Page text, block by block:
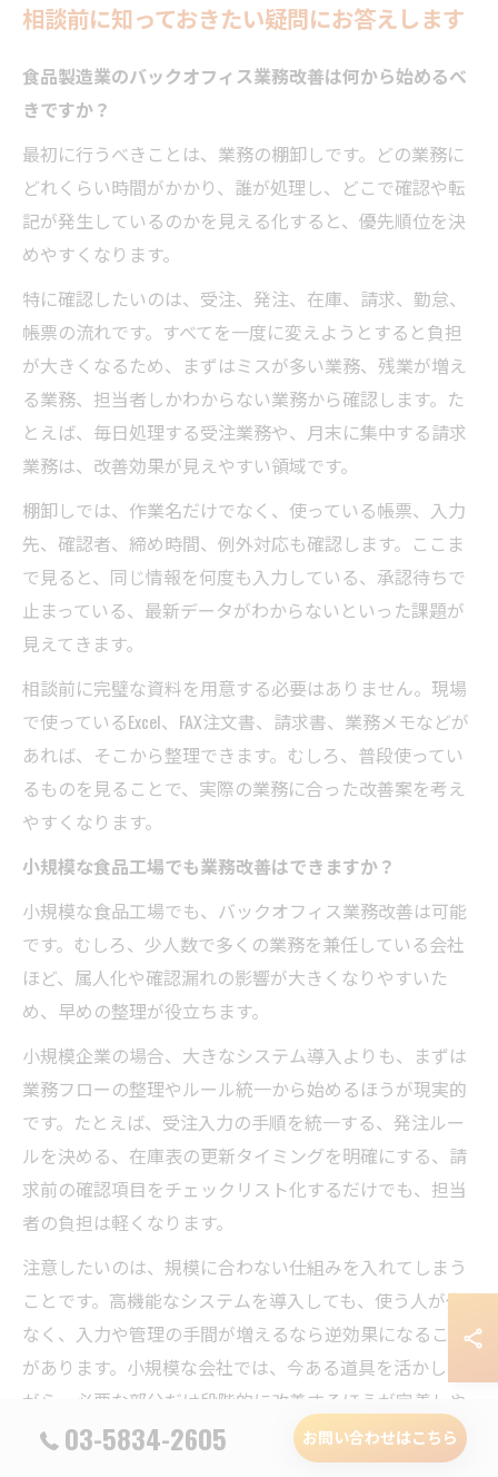
相談前に知っておきたい疑問にお答えします
食品製造業のバックオフィス業務改善は何から始めるべ
きですか？
最初に行うべきことは、業務の棚卸しです。どの業務に
どれくらい時間がかかり、誰が処理し、どこで確認や転
記が発生しているのかを見える化すると、優先順位を決
めやすくなります。
特に確認したいのは、受注、発注、在庫、請求、勤怠、
帳票の流れです。すべてを一度に変えようとすると負担
が大きくなるため、まずはミスが多い業務、残業が増え
る業務、担当者しかわからない業務から確認します。た
とえば、毎日処理する受注業務や、月末に集中する請求
業務は、改善効果が見えやすい領域です。
棚卸しでは、作業名だけでなく、使っている帳票、入力
先、確認者、締め時間、例外対応も確認します。ここま
で見ると、同じ情報を何度も入力している、承認待ちで
止まっている、最新データがわからないといった課題が
見えてきます。
相談前に完璧な資料を用意する必要はありません。現場
で使っているExcel、FAX注文書、請求書、業務メモなどが
あれば、そこから整理できます。むしろ、普段使ってい
るものを見ることで、実際の業務に合った改善案を考え
やすくなります。
小規模な食品工場でも業務改善はできますか？
小規模な食品工場でも、バックオフィス業務改善は可能
です。むしろ、少人数で多くの業務を兼任している会社
ほど、属人化や確認漏れの影響が大きくなりやすいた
め、早めの整理が役立ちます。
小規模企業の場合、大きなシステム導入よりも、まずは
業務フローの整理やルール統一から始めるほうが現実的
です。たとえば、受注入力の手順を統一する、発注ルー
ルを決める、在庫表の更新タイミングを明確にする、請
求前の確認項目をチェックリスト化するだけでも、担当
者の負担は軽くなります。
注意したいのは、規模に合わない仕組みを入れてしまう
ことです。高機能なシステムを導入しても、使う人が少
なく、入力や管理の手間が増えるなら逆効果になること
があります。小規模な会社では、今ある道具を活かしな
がら、必要な部分だけ段階的に改善するほうが定着しや
すいです。
03-5834-2605 お問い合わせはこちら